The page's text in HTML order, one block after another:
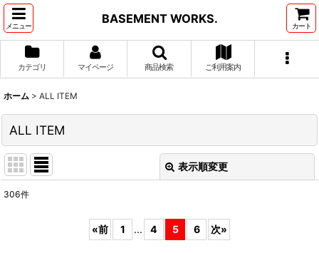
メニュー
BASEMENT WORKS.
カート
カテゴリ マイページ 商品検索 ご利用案内
ホーム > ALL ITEM
ALL ITEM
表示順変更
306件
«前 1 ... 4 5 6 次»